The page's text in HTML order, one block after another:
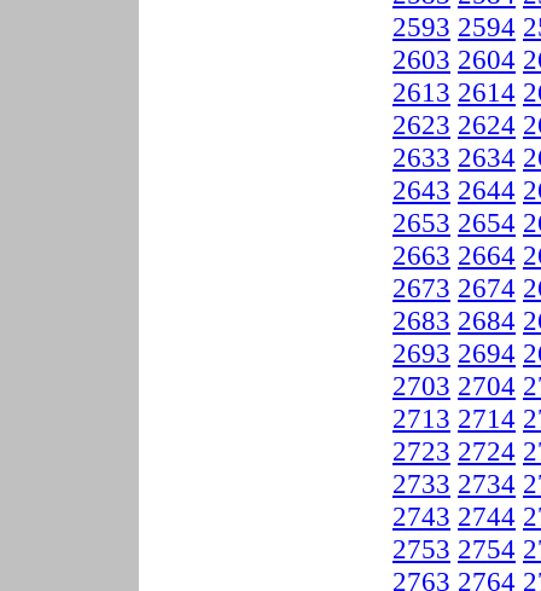
2593 2594
2603 2604
2613 2614
2623 2624
2633 2634
2643 2644
2653 2654
2663 2664
2673 2674
2683 2684
2693 2694
2703 2704
2713 2714
2723 2724
2733 2734
2743 2744
2753 2754
2763 2764